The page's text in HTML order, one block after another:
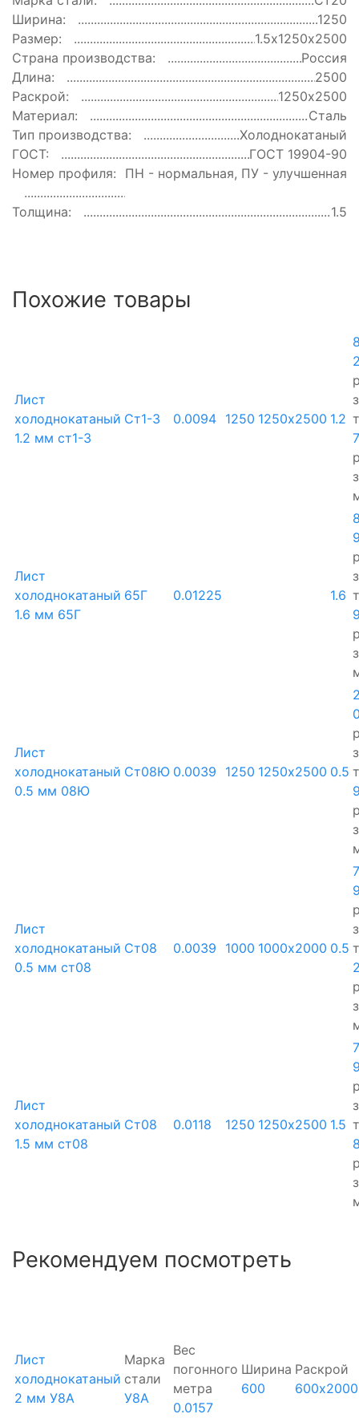
Ширина:
1250
Размер:
1.5х1250х2500
Страна производства:
Россия
Длина:
2500
Раскрой:
1250х2500
Материал:
Сталь
Тип производства:
Холоднокатаный
ГОСТ:
ГОСТ 19904-90
Номер профиля:
ПН - нормальная, ПУ - улучшенная
Толщина: 1.5
Похожие товары
Лист
холоднокатаный
1.2 мм ст1-3
Ст1-3 0.0094 1250 1250х2500 1.2
Лист
холоднокатаный
1.6 мм 65Г
65Г 0.01225 1.6
Лист
холоднокатаный
0.5 мм 08Ю
Ст08Ю 0.0039 1250 1250х2500 0.5
Лист
холоднокатаный
0.5 мм ст08
Ст08 0.0039 1000 1000х2000 0.5
Лист
холоднокатаный
1.5 мм ст08
Ст08 0.0118 1250 1250х2500 1.5
Рекомендуем посмотреть
Лист
холоднокатаный
2 мм У8А
Марка
стали
У8А
Вес
погонного
метра
0.0157
Ширина
600
Раскрой
600х2000